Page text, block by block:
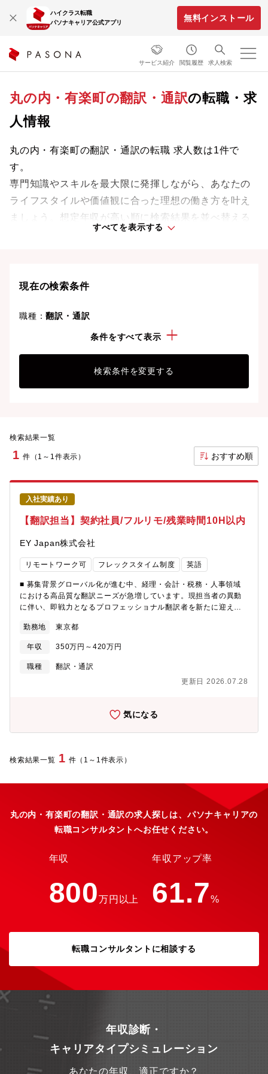
ハイクラス転職
パソナキャリア公式アプリ
無料インストール
サービス紹介 閲覧履歴 求人検索
丸の内・有楽町の翻訳・通訳の転職・求
人情報
丸の内・有楽町の翻訳・通訳の転職 求人数は1件で
す。
専門知識やスキルを最大限に発揮しながら、あなたの
ライフスタイルや価値観に合った理想の働き方を叶え
ましょう。想定年収が高い順に検索結果を並べ替える
すべてを表示する
現在の検索条件
職種：翻訳・通訳
丸の内・有楽町条件をすべて表示
検索条件を変更する
検索結果一覧
1 件（1～1件表示） おすすめ順
入社実績あり
【翻訳担当】契約社員/フルリモ/残業時間10H以内
EY Japan株式会社
リモートワーク可 フレックスタイム制度 英語
■ 募集背景グローバル化が進む中、経理・会計・税務・人事領域
における高品質な翻訳ニーズが急増しています。現担当者の異動
に伴い、即戦力となるプロフェッショナル翻訳者を新たに迎え、
す。多様なクライアント案件に対応し、チーム全体の成長を加速
させる重要なポジションです。■ ミッション国内外の大手企業を
クライアントとし、経理・会計・税務・人事分野の英訳・和訳プ
ロジェクトをリードしていただきます。単なる翻訳作業にとどま
的に関与し、社内外の専門家と連携しながら、グローバルビジネ
す。■業務内容 / Responsibilitiesサービス内容/ Services・ 主に
経理・会計・税務・人事領域に関連する社内外の和訳プロジェク
ト・ 和訳プロジェクトの支援・企画・推進・管理・改革※経験・
及び外資系をクライアントとした国内・国際経理・会計・税務・
して、プロジェクト実施を担っていただきます。EYの国内外の専
門家と連携しながら業務を推進することで、インタナショナルチ
ームで業務遂行する経験や翻訳にかかわる専門的な業務を実施す
ることが可能です。■ 組織構成部署人数：全体で約20名チームの
特徴：英訳を専門とする5名のワークストリームに所属していただ
ら高品質な翻訳を追求。翻訳者の育成環境も整っており、入社後1
キルに応じて選考時に検討可能。・フルフレックスタイム制（標
準9:30～17:30、標準労働時間7時間、休憩1時間）※現職皆さん
ランスを大切にできる環境。福利厚生の魅力：選択制企業型確定
施設利用補助、フィットネス割引、財形、カフェテリアポイント
など充実した福利厚生を提供。■雇用形態・過去3年間で2名の方が
正社員への切り替えがおこなわれております・1年ごとに契約の確
認は行われが、問題なけれれば自動で契約更新されます・四半期
わせた選択ができます■魅力グローバル案件・大手クライアントを
担当し、専門性の高い翻訳スキルを磨ける在宅勤務中心でワーク
ライフバランスを重視した働き方が可能チームでの知見共有やデ
勤務地 東京都
年収 350万円～420万円
職種
翻訳・通訳
更新日 2026.07.28
気になる
検索結果一覧 1 件（1～1件表示）
丸の内・有楽町の翻訳・通訳の求人探しは、パソナキャリアの
転職コンサルタントへお任せください。
年収
800万円以上
年収アップ率
61.7%
転職コンサルタントに相談する
年収診断・
キャリアタイプシミュレーション
あなたの年収、適正ですか？